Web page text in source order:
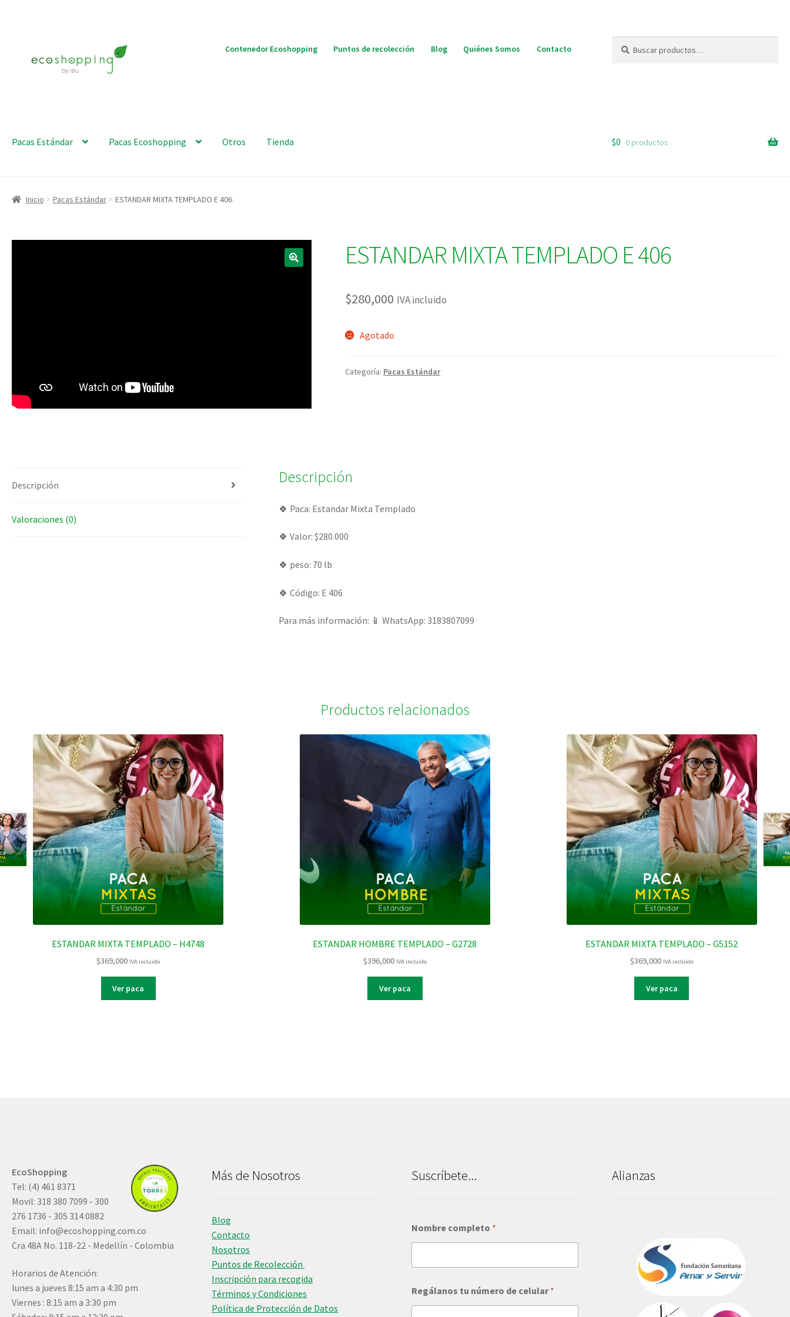
Contenedor Ecoshopping Puntos de recolección Blog Quiénes Somos Contacto
por:
Pacas Estándar Pacas Ecoshopping Otros Tienda $0 0 productos
Inicio Pacas Estándar ESTANDAR MIXTA TEMPLADO E 406
ESTANDAR MIXTA TEMPLADO E 406
$280,000 IVA incluido
Agotado
Categoría: Pacas Estándar
Descripción
Valoraciones (0)
Descripción
🍀 Paca: Estandar Mixta Templado
🍀 Valor: $280.000
🍀 peso: 70 lb
🍀 Código: E 406
Para más información: 📱 WhatsApp: 3183807099
Productos relacionados
ESTANDAR MIXTA TEMPLADO – H4748
$369,000 IVA incluido
Ver paca
ESTANDAR HOMBRE TEMPLADO – G2728
$396,000 IVA incluido
Ver paca
ESTANDAR MIXTA TEMPLADO – G5152
$369,000 IVA incluido
Ver paca
EcoShopping
Tel: (4) 461 8371
Movil: 318 380 7099 - 300
276 1736 - 305 314 0882
Email: info@ecoshopping.com.co
Cra 48A No. 118-22 - Medellín - Colombia
Horarios de Atención:
lunes a jueves 8:15 am a 4:30 pm
Viernes : 8:15 am a 3:30 pm
Más de Nosotros
Blog
Contacto
Nosotros
Puntos de Recolección
Inscripción para recogida
Términos y Condiciones
Política de Protección de Datos
Suscríbete...
Nombre completo *
Regálanos tu número de celular*
Alianzas